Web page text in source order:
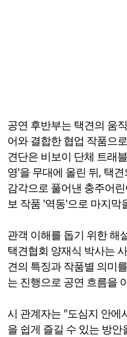
공연 후반부는 택견의 움
어와 결합한 협업 작품으
견단은 비보이 단체 트래
영'을 무대에 올린 뒤, 택
감각으로 풀어낸 충주어
보 작품 '역동'으로 마지막
관객 이해를 돕기 위한 해
택견협회 양재식 박사는
견의 특징과 작품별 의미
는 진행으로 공연 흐름을
시 관계자는 "도심지 안에
을 쉽게 즐길 수 있는 방